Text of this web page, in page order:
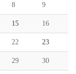
8 9
15 16
22 23
29 30